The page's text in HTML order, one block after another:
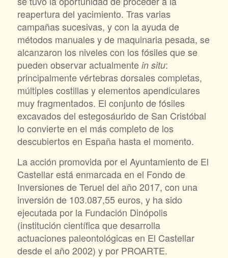
reapertura del yacimiento. Tras varias
campañas sucesivas, y con la ayuda de
métodos manuales y de maquinaria pesada, se
alcanzaron los niveles con los fósiles que se
pueden observar actualmente in situ:
principalmente vértebras dorsales completas,
múltiples costillas y elementos apendiculares
muy fragmentados. El conjunto de fósiles
excavados del estegosáurido de San Cristóbal
lo convierte en el más completo de los
descubiertos en España hasta el momento.
La acción promovida por el Ayuntamiento de El
Castellar está enmarcada en el Fondo de
Inversiones de Teruel del año 2017, con una
inversión de 103.087,55 euros, y ha sido
ejecutada por la Fundación Dinópolis
(institución científica que desarrolla
actuaciones paleontológicas en El Castellar
desde el año 2002) y por PROARTE.